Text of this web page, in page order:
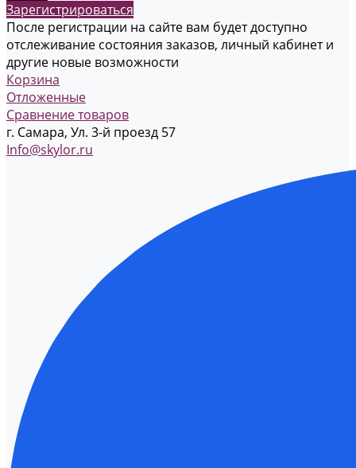
Зарегистрироваться
После регистрации на сайте вам будет доступно
отслеживание состояния заказов, личный кабинет и
другие новые возможности
Корзина
Отложенные
Сравнение товаров
г. Самара, Ул. 3-й проезд 57
Info@skylor.ru